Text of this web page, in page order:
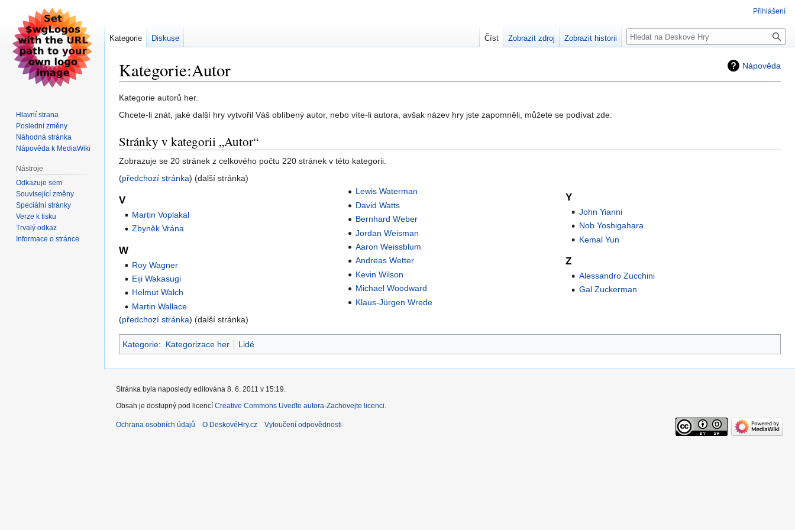
Nápověda
Kategorie:Autor
Skočit
na
Skočit
na
Kategorie autorů her.
Chcete-li znát, jaké další hry vytvořil Váš oblíbený autor, nebo víte-li autora, avšak název hry jste zapomněli, můžete se podívat zde:
Stránky v kategorii „Autor“
Zobrazuje se 20 stránek z celkového počtu 220 stránek v této kategorii.
(předchozí stránka) (další stránka)
V
Martin Voplakal
Zbyněk Vrána
W
Roy Wagner
Eiji Wakasugi
Helmut Walch
Martin Wallace
Lewis Waterman
David Watts
Bernhard Weber
Jordan Weisman
Aaron Weissblum
Andreas Wetter
Kevin Wilson
Michael Woodward
Klaus-Jürgen Wrede
Y
John Yianni
Nob Yoshigahara
Kemal Yun
Z
Alessandro Zucchini
Gal Zuckerman
(předchozí stránka) (další stránka)
Kategorie: Kategorizace her Lidé
Přihlášení
Kategorie Diskuse Číst Zobrazit zdroj Zobrazit historii Hledat
Hlavní strana
Poslední změny
Náhodná stránka
Nápověda k MediaWiki
Nástroje
Odkazuje sem
Související změny
Speciální stránky
Verze k tisku
Trvalý odkaz
Informace o stránce
Stránka byla naposledy editována 8. 6. 2011 v 15:19.
Obsah je dostupný pod licencí Creative Commons Uveďte autora-Zachovejte licenci.
Ochrana osobních údajů O DeskovéHry.cz Vyloučení odpovědnosti